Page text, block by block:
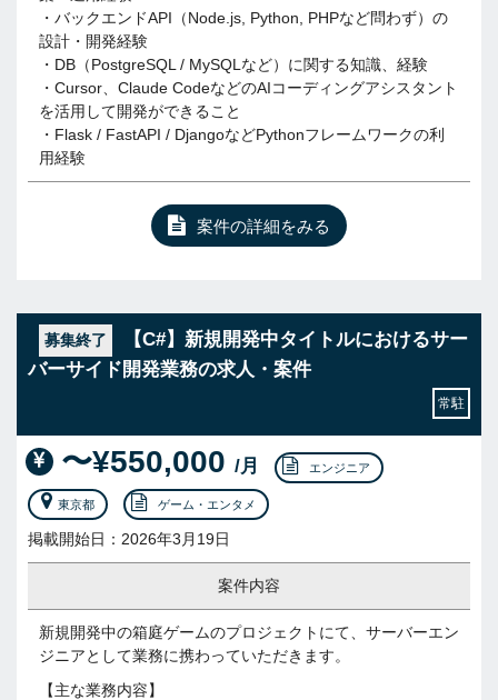
・バックエンドAPI（Node.js, Python, PHPなど問わず）の
設計・開発経験
・DB（PostgreSQL / MySQLなど）に関する知識、経験
・Cursor、Claude CodeなどのAIコーディングアシスタント
を活用して開発ができること
・Flask / FastAPI / DjangoなどPythonフレームワークの利
用経験
案件の詳細をみる
募集終了
【C#】新規開発中タイトルにおけるサー
バーサイド開発業務の求人・案件
常駐
〜¥550,000 /月 エンジニア
東京都 ゲーム・エンタメ
掲載開始日：2026年3月19日
案件内容
新規開発中の箱庭ゲームのプロジェクトにて、サーバーエン
ジニアとして業務に携わっていただきます。
【主な業務内容】